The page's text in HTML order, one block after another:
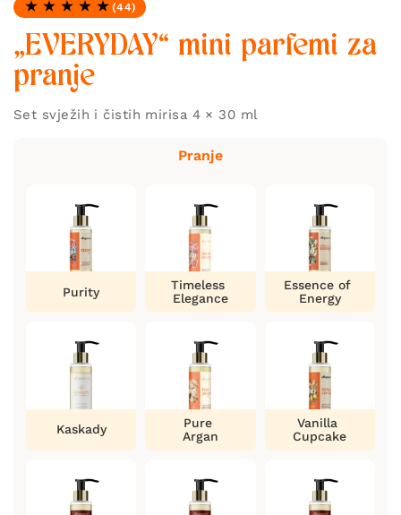
Ocjena: 4.91 od 5
(44)
„EVERYDAY“ mini parfemi za
pranje
Set svježih i čistih mirisa 4 × 30 ml
Pranje
Purity
Timeless
Elegance
Essence of
Energy
Kaskady
Pure
Argan
Vanilla
Cupcake